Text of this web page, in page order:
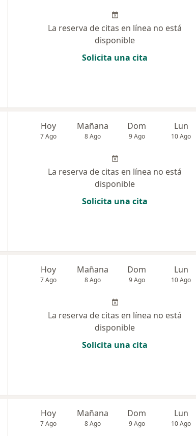
La reserva de citas en línea no está
disponible
Solicita una cita
Hoy
7 Ago
Mañana
8 Ago
Dom
9 Ago
Lun
10 Ago
La reserva de citas en línea no está
disponible
Solicita una cita
Hoy
7 Ago
Mañana
8 Ago
Dom
9 Ago
Lun
10 Ago
La reserva de citas en línea no está
disponible
Solicita una cita
Hoy
7 Ago
Mañana
8 Ago
Dom
9 Ago
Lun
10 Ago